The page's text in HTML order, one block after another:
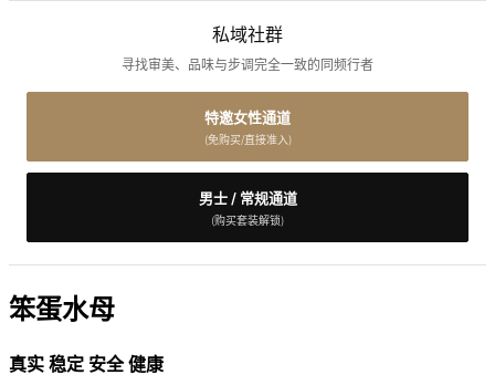
私域社群
寻找审美、品味与步调完全一致的同频行者
特邀女性通道
(免购买/直接准入)
男士 / 常规通道
(购买套装解锁)
笨蛋水母
真实 稳定 安全 健康